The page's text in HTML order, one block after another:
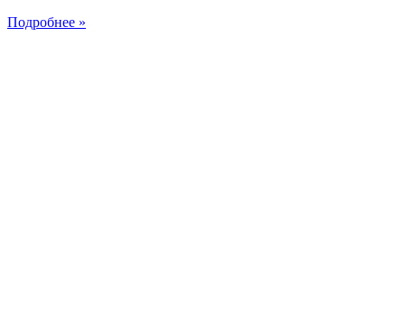
Подробнее »